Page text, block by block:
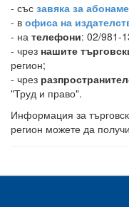
- със завяка за
- в офиса на
- на телефони: 02/981-
- чрез нашите
регион;
- чрез
"Труд и право".
Информация за
регион можете да